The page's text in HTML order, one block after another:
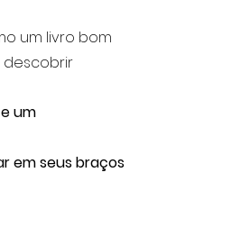
um livro bom
descobrir
um
em seus braços